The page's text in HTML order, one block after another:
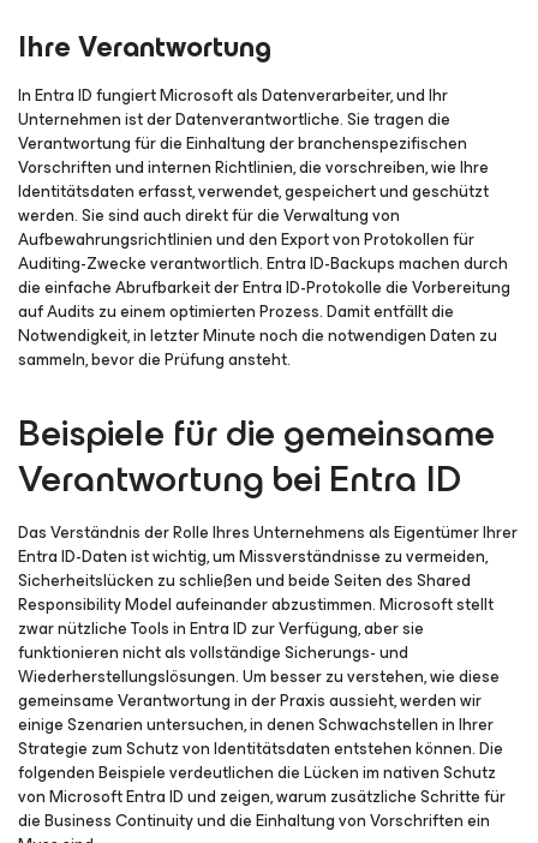
Ihre Verantwortung
In Entra ID fungiert Microsoft als Datenverarbeiter, und Ihr
Unternehmen ist der Datenverantwortliche. Sie tragen die
Verantwortung für die Einhaltung der branchenspezifischen
Vorschriften und internen Richtlinien, die vorschreiben, wie Ihre
Identitätsdaten erfasst, verwendet, gespeichert und geschützt
werden. Sie sind auch direkt für die Verwaltung von
Aufbewahrungsrichtlinien und den Export von Protokollen für
Auditing-Zwecke verantwortlich. Entra ID-Backups machen durch
die einfache Abrufbarkeit der Entra ID-Protokolle die Vorbereitung
auf Audits zu einem optimierten Prozess. Damit entfällt die
Notwendigkeit, in letzter Minute noch die notwendigen Daten zu
sammeln, bevor die Prüfung ansteht.
Beispiele für die gemeinsame
Verantwortung bei Entra ID
Das Verständnis der Rolle Ihres Unternehmens als Eigentümer Ihrer
Entra ID-Daten ist wichtig, um Missverständnisse zu vermeiden,
Sicherheitslücken zu schließen und beide Seiten des Shared
Responsibility Model aufeinander abzustimmen. Microsoft stellt
zwar nützliche Tools in Entra ID zur Verfügung, aber sie
funktionieren nicht als vollständige Sicherungs- und
Wiederherstellungslösungen. Um besser zu verstehen, wie diese
gemeinsame Verantwortung in der Praxis aussieht, werden wir
einige Szenarien untersuchen, in denen Schwachstellen in Ihrer
Strategie zum Schutz von Identitätsdaten entstehen können. Die
folgenden Beispiele verdeutlichen die Lücken im nativen Schutz
von Microsoft Entra ID und zeigen, warum zusätzliche Schritte für
die Business Continuity und die Einhaltung von Vorschriften ein